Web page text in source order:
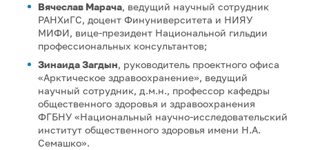
Вячеслав Марача, ведущий научный сотрудник
РАНХиГС, доцент Финуниверситета и НИЯУ
МИФИ, вице-президент Национальной гильдии
профессиональных консультантов;
Зинаида Загдын, руководитель проектного офиса
«Арктическое здравоохранение», ведущий
научный сотрудник, д.м.н., профессор кафедры
общественного здоровья и здравоохранения
ФГБНУ «Национальный научно-исследовательский
институт общественного здоровья имени Н.А.
Семашко».